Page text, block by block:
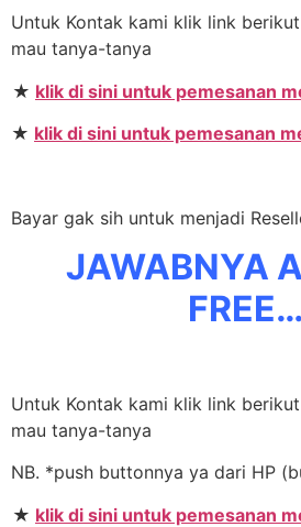
Untuk Kontak kami klik link
mau tanya-tanya
★ klik di sini untuk pemesanan
★ klik di sini untuk pemesanan
Bayar gak sih untuk menjadi
JAWABNYA
FREE…
Untuk Kontak kami klik link
mau tanya-tanya
NB. *push buttonnya ya dari HP
★ klik di sini untuk pemesanan